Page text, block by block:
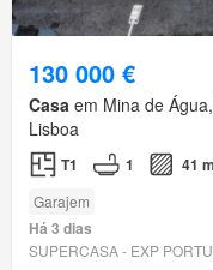
130 000 €
Casa em Mina de
Lisboa
T1 1 41
Garajem
Há 3 dias
SUPERCASA - EXP